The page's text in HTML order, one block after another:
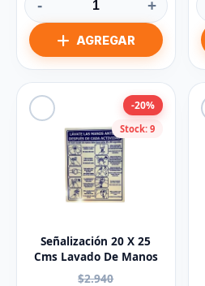
- +
Stock: 9
-20%
Señalización 20 X 25
Cms Lavado De Manos
$2.940